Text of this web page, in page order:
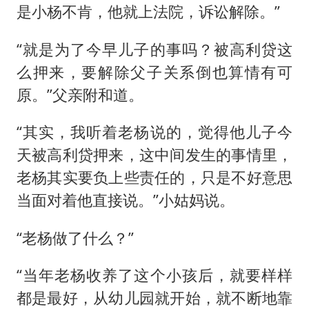
是小杨不肯，他就上法院，诉讼解除。”
“就是为了今早儿子的事吗？被高利贷这
么押来，要解除父子关系倒也算情有可
原。”父亲附和道。
“其实，我听着老杨说的，觉得他儿子今
天被高利贷押来，这中间发生的事情里，
老杨其实要负上些责任的，只是不好意思
当面对着他直接说。”小姑妈说。
“老杨做了什么？”
“当年老杨收养了这个小孩后，就要样样
都是最好，从幼儿园就开始，就不断地靠